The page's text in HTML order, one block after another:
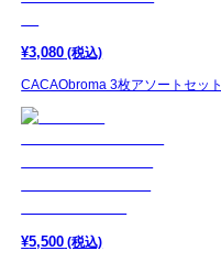
¥3,080 (税込)
CACAObroma 3枚アソートセット
¥5,500 (税込)